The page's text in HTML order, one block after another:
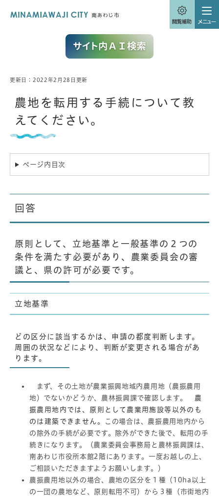
本
更新日：2022年2月28日更新
農地を転用する手続について教
えてください。
ページ内目次
回答
原則として、立地基準と一般基準の２つの
条件を満たす必要があり、農業委員会の審
議と、県の許可が必要です。
立地基準
どの区分に該当するかは、申請の都度判断します。
周囲の状況などにより、判断が変更される場合があ
ります。
まず、その土地が農業振興地域内農用地（農振農用
地）でないかどうか、農林振興課で確認します。
農
振農用地内では、原則として農業用施設等以外のも
のは建築できません。
この場合は、農振農用地内から
の除外の手続が必要です。除外ができた後で、転用の手
続きになります。（農業委員会事務局と農林振興課は、
南あわじ市役所本館2階にあります。一度お越しの上、
ご相談いただきますようお願いします。）
農振農用地以外の場合、農地の区分を１種（10ha以上
の一団の農地など、原則転用不可）から３種（市街地内